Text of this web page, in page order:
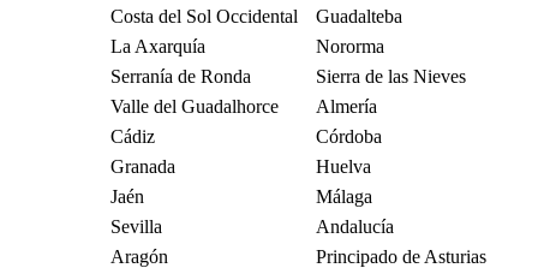
Costa del Sol Occidental
Guadalteba
La Axarquía
Nororma
Serranía de Ronda
Sierra de las Nieves
Valle del Guadalhorce
Almería
Cádiz
Córdoba
Granada
Huelva
Jaén
Málaga
Sevilla
Andalucía
Aragón
Principado de Asturias